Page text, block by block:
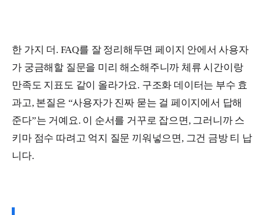
한 가지 더. FAQ를 잘 정리해두면 페이지 안에서 사용자
가 궁금해할 질문을 미리 해소해주니까 체류 시간이랑
만족도 지표도 같이 올라가요. 구조화 데이터는 부수 효
과고, 본질은 “사용자가 진짜 묻는 걸 페이지에서 답해
준다”는 거예요. 이 순서를 거꾸로 잡으면, 그러니까 스
키마 점수 따려고 억지 질문 끼워넣으면, 그건 금방 티 납
니다.